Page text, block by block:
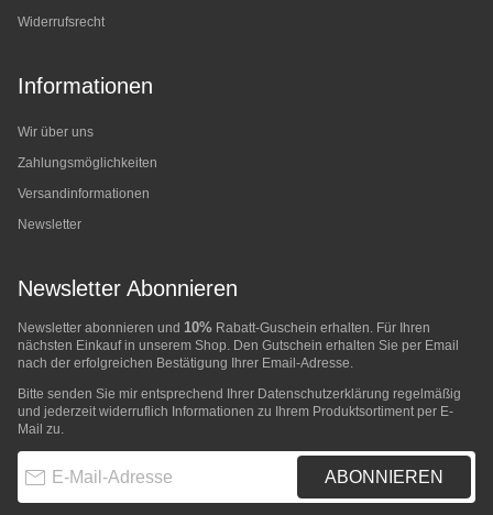
Widerrufsrecht
Informationen
Wir über uns
Zahlungsmöglichkeiten
Versandinformationen
Newsletter
Newsletter Abonnieren
Newsletter abonnieren und 10% Rabatt-Guschein erhalten. Für Ihren
nächsten Einkauf in unserem Shop. Den Gutschein erhalten Sie per Email
nach der erfolgreichen Bestätigung Ihrer Email-Adresse.
Bitte senden Sie mir entsprechend Ihrer Datenschutzerklärung regelmäßig
und jederzeit widerruflich Informationen zu Ihrem Produktsortiment per E-
Mail zu.
ABONNIEREN